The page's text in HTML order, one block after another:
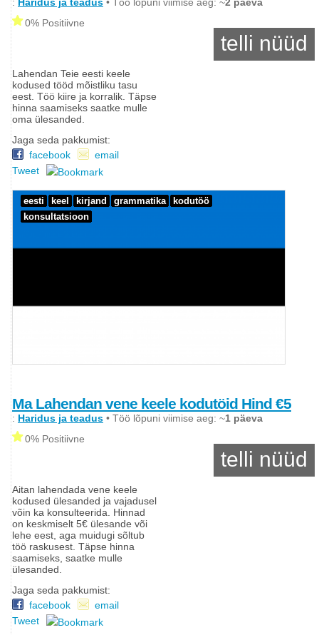
0% Positiivne
telli nüüd
Lahendan Teie eesti keele
kodused tööd mõistliku tasu
eest. Töö kiire ja korralik. Täpse
hinna saamiseks saatke mulle
oma ülesanded.
Jaga seda pakkumist:
facebook
email
Tweet
eesti keel kirjand grammatika
kodutöö
konsultatsioon
Ma Lahendan vene keele kodutöid Hind €5
: Haridus ja teadus • Töö lõpuni viimise aeg: ~1 päeva
0% Positiivne
telli nüüd
Aitan lahendada vene keele
kodused ülesanded ja vajadusel
võin ka konsulteerida. Hinnad
on keskmiselt 5€ ülesande või
lehe eest, aga muidugi sõltub
töö raskusest. Täpse hinna
saamiseks, saatke mulle
ülesanded.
Jaga seda pakkumist:
facebook
email
Tweet